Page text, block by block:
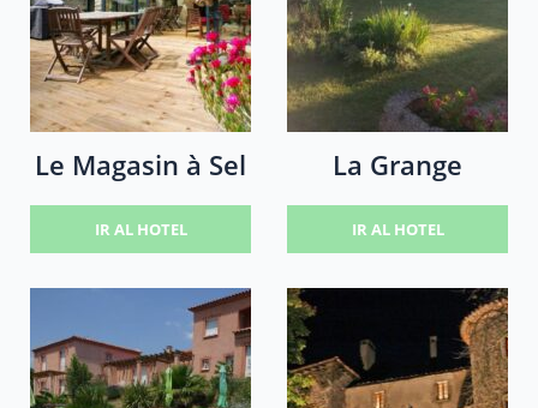
Le Magasin à Sel
IR AL HOTEL
La Grange
IR AL HOTEL